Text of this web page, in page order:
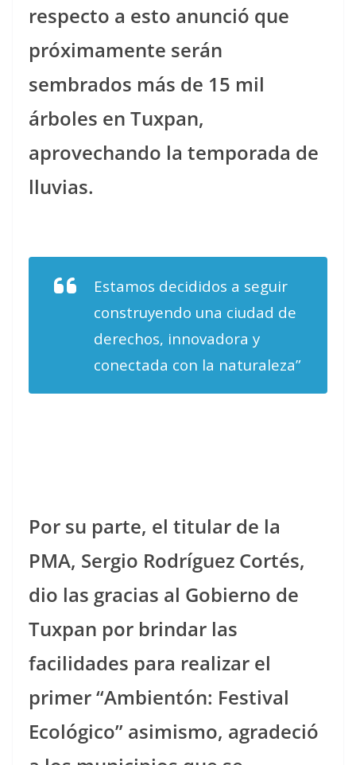
respecto a esto anunció que
próximamente serán
sembrados más de 15 mil
árboles en Tuxpan,
aprovechando la temporada de
lluvias.
Estamos decididos a seguir
construyendo una ciudad de
derechos, innovadora y
conectada con la naturaleza”
Por su parte, el titular de la
PMA, Sergio Rodríguez Cortés,
dio las gracias al Gobierno de
Tuxpan por brindar las
facilidades para realizar el
primer “Ambientón: Festival
Ecológico” asimismo, agradeció